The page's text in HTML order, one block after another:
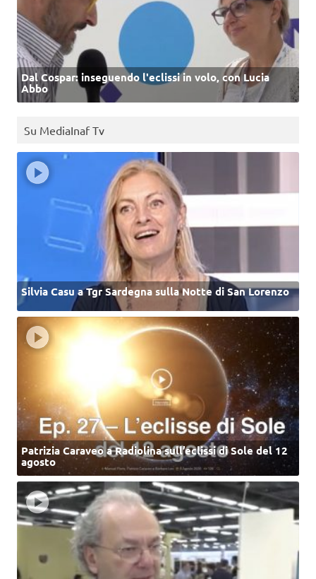
Dal Cospar: inseguendo l'eclissi in volo, con Lucia
Abbo
Su MediaInaf Tv
Silvia Casu a Tgr Sardegna sulla Notte di San Lorenzo
Patrizia Caraveo a Radiolina sull’eclissi di Sole del 12
agosto